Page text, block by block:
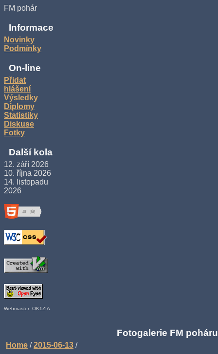
FM pohár
Informace
Novinky
Podmínky
On-line
Přidat
hlášení
Výsledky
Diplomy
Statistiky
Diskuse
Fotky
Další kola
12. září 2026
10. října 2026
14. listopadu
2026
Webmaster: OK1ZIA
Fotogalerie FM poháru
Home /2015-06-13 /